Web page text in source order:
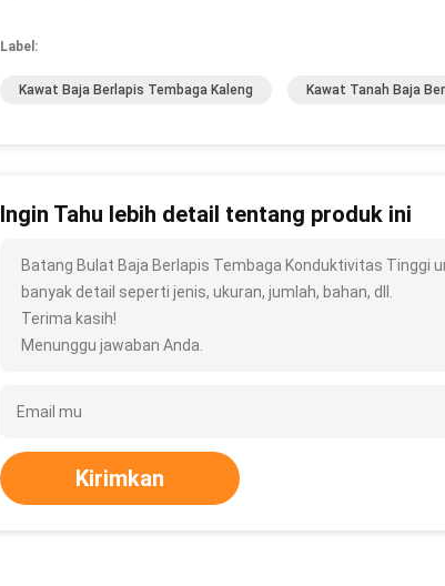
Label:
Kawat Baja Berlapis Tembaga Kaleng Kawat Tanah Baja
Ingin Tahu lebih detail tentang produk ini
Batang Bulat Baja Berlapis Tembaga Konduktivitas Tinggi
banyak detail seperti jenis, ukuran, jumlah, bahan, dll.
Terima kasih!
Menunggu jawaban Anda.
Kirimkan